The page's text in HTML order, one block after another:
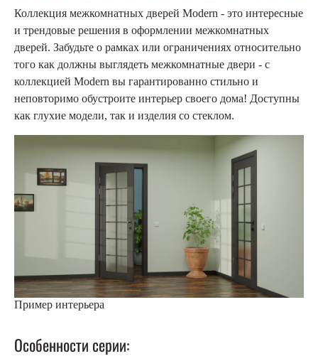
Коллекция межкомнатных дверей Modern - это интересные
и трендовые решения в оформлении межкомнатных
дверей. Забудьте о рамках или ограничениях относительно
того как должны выглядеть межкомнатные двери - с
коллекцией Modern вы гарантированно стильно и
неповторимо обустроите интерьер своего дома! Доступны
как глухие модели, так и изделия со стеклом.
Пример интерьера
Особенности серии: